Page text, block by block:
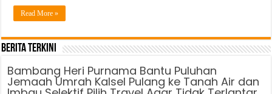
Read More »
Berita Terkini
Bambang Heri Purnama Bantu Puluhan
Jemaah Umrah Kalsel Pulang ke Tanah Air dan